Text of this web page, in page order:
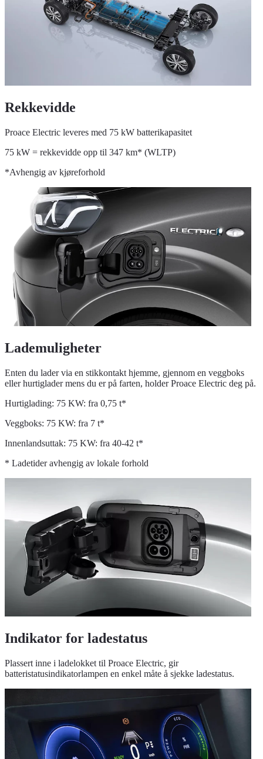
Rekkevidde
Proace Electric leveres med 75 kW batterikapasitet
75 kW = rekkevidde opp til 347 km* (WLTP)
*Avhengig av kjøreforhold
Lademuligheter
Enten du lader via en stikkontakt hjemme, gjennom en veggboks
eller hurtiglader mens du er på farten, holder Proace Electric deg på.
Hurtiglading: 75 KW: fra 0,75 t*
Veggboks: 75 KW: fra 7 t*
Innenlandsuttak: 75 KW: fra 40-42 t*
* Ladetider avhengig av lokale forhold
Indikator for ladestatus
Plassert inne i ladelokket til Proace Electric, gir
batteristatusindikatorlampen en enkel måte å sjekke ladestatus.